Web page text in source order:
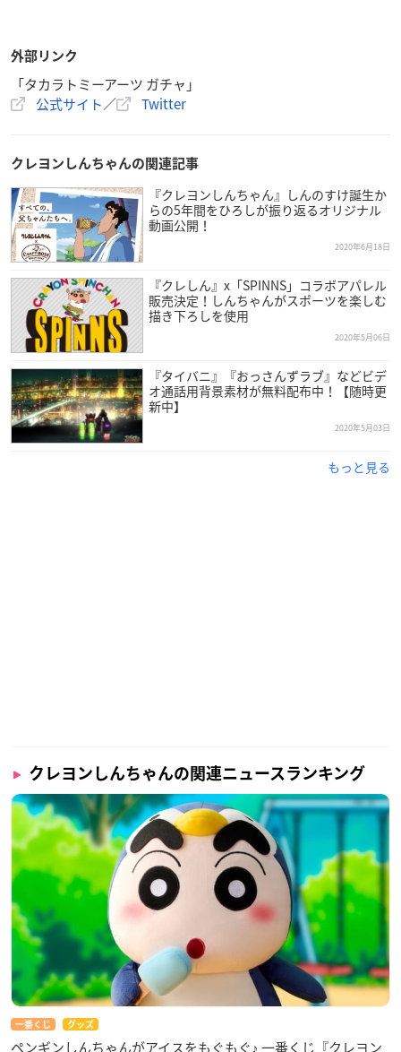
外部リンク
「タカラトミーアーツ ガチャ」
公式サイト／ Twitter
クレヨンしんちゃんの関連記事
『クレヨンしんちゃん』しんのすけ誕生か
らの5年間をひろしが振り返るオリジナル
動画公開！
2020年6月18日
『クレしん』x「SPINNS」コラボアパレル
販売決定！しんちゃんがスポーツを楽しむ
描き下ろしを使用
2020年5月06日
『タイバニ』『おっさんずラブ』などビデ
オ通話用背景素材が無料配布中！【随時更
新中】
2020年5月03日
もっと見る
クレヨンしんちゃんの関連ニュースランキング
一番くじ グッズ
ペンギンしんちゃんがアイスをもぐもぐ♪ 一番くじ『クレヨン